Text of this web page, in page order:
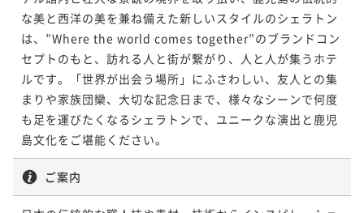
な美と西洋の美を兼ね備えた新しいスタイルのシェラトン
は、”Where the world comes together”のブランドコン
セプトのもと、訪れる人と街が繋がり、人と人が集うホテ
ルです。「世界が出会う場所」にふさわしい、友人との集
まりや家族団欒、大切な記念日まで、様々なシーンで何度
も足を運びたくなるシェラトンで、ユニークな演出と鹿児
島文化をご堪能ください。
ご案内